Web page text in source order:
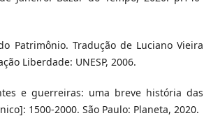
Patrimônio. Tradução de Luciano Vieira
Liberdade: UNESP, 2006.
e guerreiras: uma breve história das
1500-2000. São Paulo: Planeta, 2020.